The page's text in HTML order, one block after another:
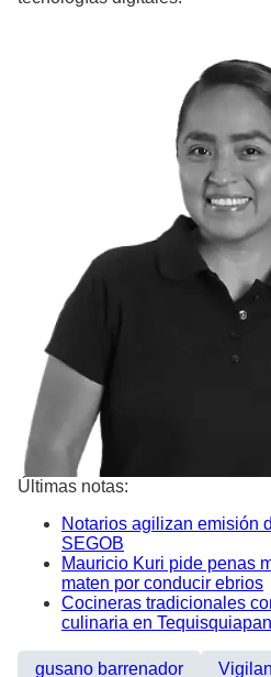
Últimas notas:
Notarios agilizan emisión
SEGOB
Mauricio Kuri pide penas
maten por conducir ebrios
Cocineras tradicionales
culinaria en Tequisquiapan
gusano barrenador